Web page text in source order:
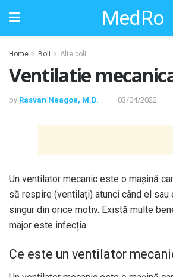
MedRo
Home Boli Alte boli
Ventilatie
by Rasvan Neagoe, M.D. 03/04/2022
Un ventilator mecanic este o mașină
să respire (ventilați) atunci când el sau
singur din orice motiv. Există multe
major este infecția.
Ce este un ventilator